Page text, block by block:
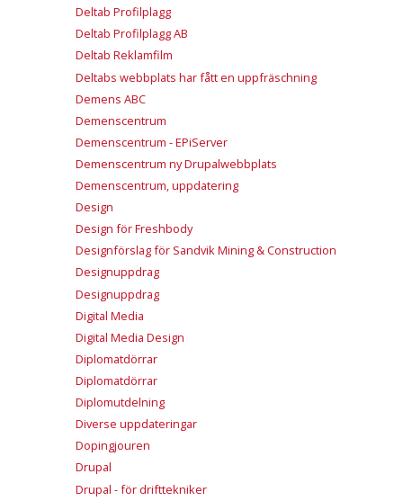
Deltab Profilplagg
Deltab Profilplagg AB
Deltab Reklamfilm
Deltabs webbplats har fått en uppfräschning
Demens ABC
Demenscentrum
Demenscentrum - EPiServer
Demenscentrum ny Drupalwebbplats
Demenscentrum, uppdatering
Design
Design för Freshbody
Designförslag för Sandvik Mining & Construction
Designuppdrag
Designuppdrag
Digital Media
Digital Media Design
Diplomatdörrar
Diplomatdörrar
Diplomutdelning
Diverse uppdateringar
Dopingjouren
Drupal
Drupal - för drifttekniker